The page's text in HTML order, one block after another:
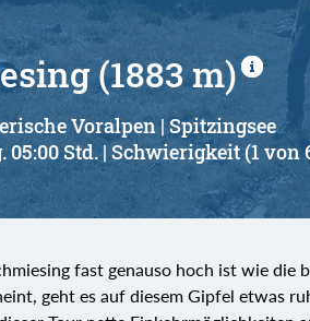
(1883 m)
Voralpen | Spitzingsee
05:00 Std. | Schwierigkeit (1 von
fast genauso hoch ist wie die
geht es auf diesem Gipfel etwas